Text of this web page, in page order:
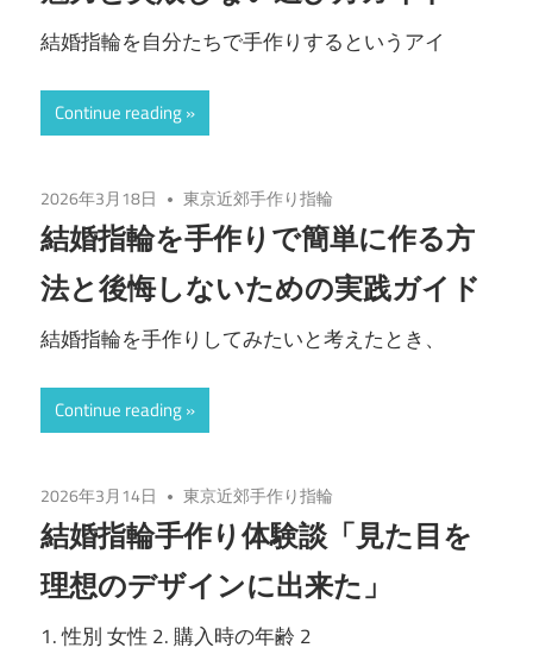
結婚指輪を自分たちで手作りするというアイ
Continue reading
2026年3月18日 東京近郊手作り指輪
結婚指輪を手作りで簡単に作る方
法と後悔しないための実践ガイド
結婚指輪を手作りしてみたいと考えたとき、
Continue reading
2026年3月14日 東京近郊手作り指輪
結婚指輪手作り体験談「見た目を
理想のデザインに出来た」
1. 性別 女性 2. 購入時の年齢 2